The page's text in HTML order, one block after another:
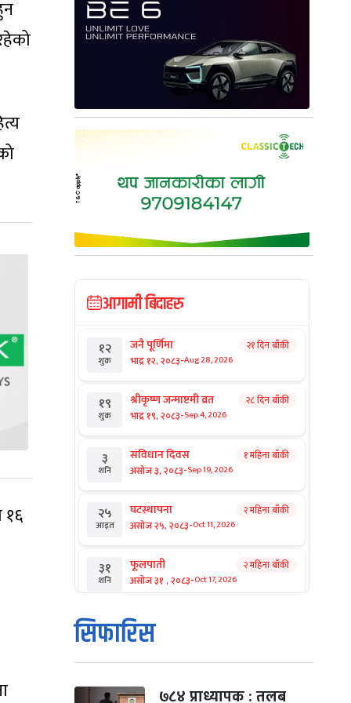
१६
आगामी बिदाहरु
१२
शुक्र
जनै पूर्णिमा
भाद्र १२, २०८३-Aug 28, 2026
२१ दिन बाँकी
१९
शुक्र
श्रीकृष्ण जन्माष्टमी व्रत
भाद्र १९, २०८३-Sep 4, 2026
२८ दिन बाँकी
३
शनि
संविधान दिवस
असोज ३, २०८३-Sep 19, 2026
१ महिना बाँकी
२५
आइत
घटस्थापना
असोज २५, २०८३-Oct 11, 2026
२ महिना बाँकी
३१
शनि
फूलपाती
असोज ३१ , २०८३-Oct 17, 2026
२ महिना बाँकी
१
आइत
कार्तिक सङ्क्रान्ति
कार्तिक १, २०८३
मंगल कार्तिक ३, २०८३ -Oct 20, 2026
सिफारिस
७८४ प्राध्यापक : तलब